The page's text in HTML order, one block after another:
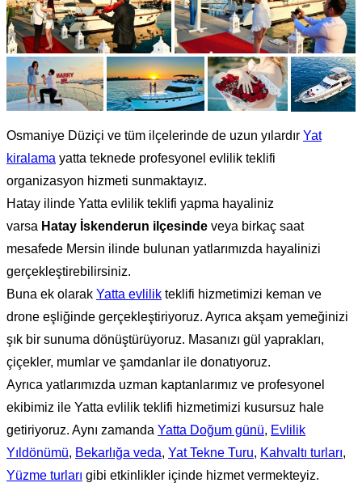
Osmaniye Düziçi ve tüm ilçelerinde de uzun yılardır Yat
kiralama yatta teknede profesyonel evlilik teklifi
organizasyon hizmeti sunmaktayız.
Hatay ilinde Yatta evlilik teklifi yapma hayaliniz
varsa Hatay İskenderun ilçesinde veya birkaç saat
mesafede Mersin ilinde bulunan yatlarımızda hayalinizi
gerçekleştirebilirsiniz.
Buna ek olarak Yatta evlilik teklifi hizmetimizi keman ve
drone eşliğinde gerçekleştiriyoruz. Ayrıca akşam yemeğinizi
şık bir sunuma dönüştürüyoruz. Masanızı gül yaprakları,
çiçekler, mumlar ve şamdanlar ile donatıyoruz.
Ayrıca yatlarımızda uzman kaptanlarımız ve profesyonel
ekibimiz ile Yatta evlilik teklifi hizmetimizi kusursuz hale
getiriyoruz. Aynı zamanda Yatta Doğum günü, Evlilik
Yıldönümü, Bekarlığa veda, Yat Tekne Turu, Kahvaltı turları,
Yüzme turları gibi etkinlikler içinde hizmet vermekteyiz.